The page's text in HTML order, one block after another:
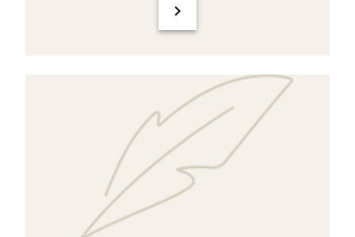
chevron_right